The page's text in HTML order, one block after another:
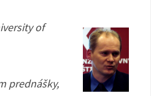
of
prednášky,